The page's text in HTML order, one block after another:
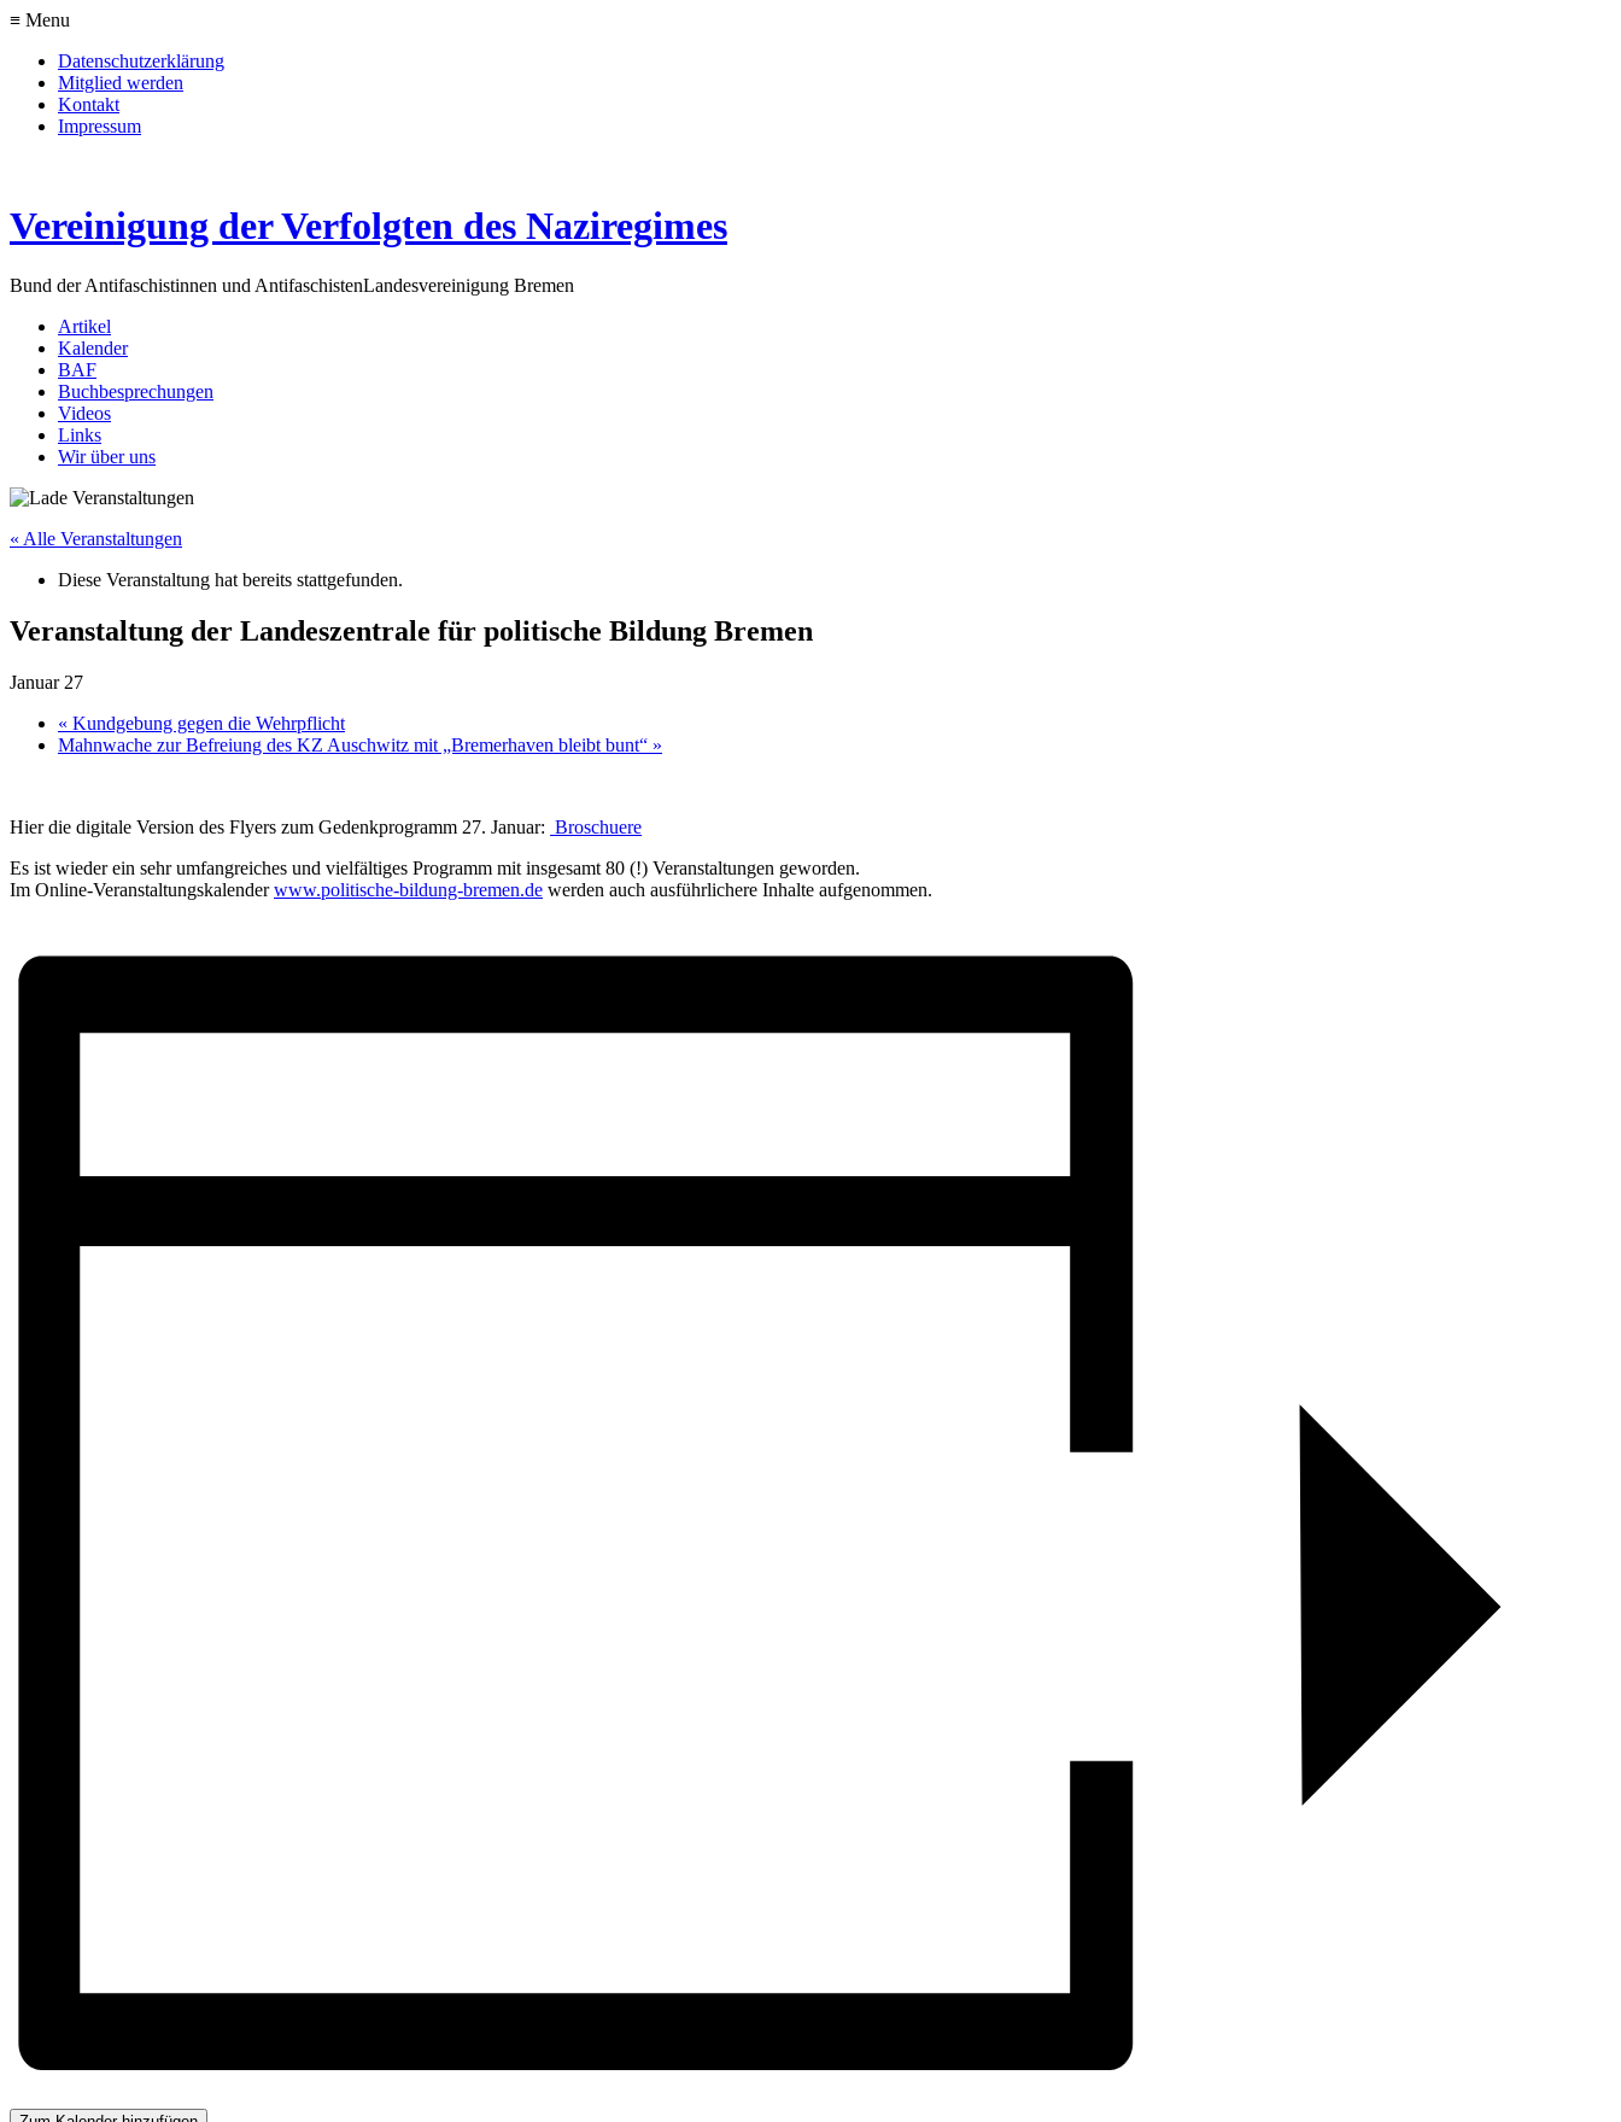
≡ Menu
Datenschutzerklärung
Mitglied werden
Kontakt
Impressum
Vereinigung der Verfolgten des Naziregimes
Bund der Antifaschistinnen und AntifaschistenLandesvereinigung Bremen
Artikel
Kalender
BAF
Buchbesprechungen
Videos
Links
Wir über uns
« Alle Veranstaltungen
Diese Veranstaltung hat bereits stattgefunden.
Veranstaltung der Landeszentrale für politische Bildung Bremen
Januar 27
« Kundgebung gegen die Wehrpflicht
Mahnwache zur Befreiung des KZ Auschwitz mit „Bremerhaven bleibt bunt“ »
Hier die digitale Version des Flyers zum Gedenkprogramm 27. Januar: Broschuere
Es ist wieder ein sehr umfangreiches und vielfältiges Programm mit insgesamt 80 (!) Veranstaltungen geworden.
Im Online-Veranstaltungskalenderwww.politische-bildung-bremen.de werden auch ausführlichere Inhalte aufgenommen.